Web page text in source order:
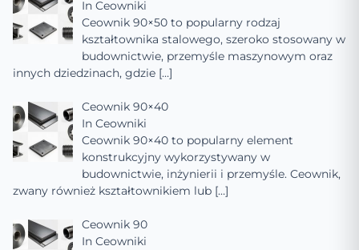
In Ceowniki
Ceownik 90×50 to popularny rodzaj
kształtownika stalowego, szeroko stosowany w
budownictwie, przemyśle maszynowym oraz
innych dziedzinach, gdzie […]
Ceownik 90×40
In Ceowniki
Ceownik 90×40 to popularny element
konstrukcyjny wykorzystywany w
budownictwie, inżynierii i przemyśle. Ceownik,
zwany również kształtownikiem lub […]
Ceownik 90
In Ceowniki